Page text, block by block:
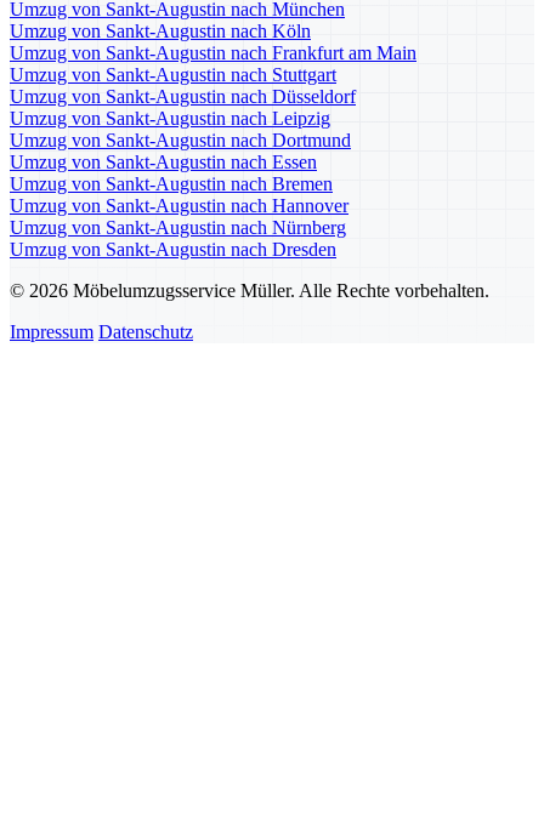
Umzug von Sankt-Augustin nach München
Umzug von Sankt-Augustin nach Köln
Umzug von Sankt-Augustin nach Frankfurt am Main
Umzug von Sankt-Augustin nach Stuttgart
Umzug von Sankt-Augustin nach Düsseldorf
Umzug von Sankt-Augustin nach Leipzig
Umzug von Sankt-Augustin nach Dortmund
Umzug von Sankt-Augustin nach Essen
Umzug von Sankt-Augustin nach Bremen
Umzug von Sankt-Augustin nach Hannover
Umzug von Sankt-Augustin nach Nürnberg
Umzug von Sankt-Augustin nach Dresden
© 2026 Möbelumzugsservice Müller. Alle Rechte vorbehalten.
Impressum Datenschutz